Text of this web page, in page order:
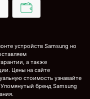
устройств Samsung но
а также
Цены на сайте
стоимость узнавайте
бренд Samsung